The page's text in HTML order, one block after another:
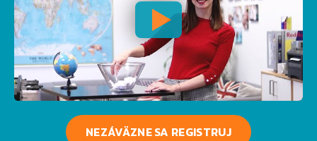
NEZÁVÄZNE SA REGISTRUJ